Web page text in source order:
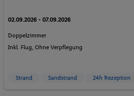
02.09.2026 - 07.09.2026
Doppelzimmer
Inkl. Flug, Ohne Verpflegung
Strand Sandstrand 24h Rezeption